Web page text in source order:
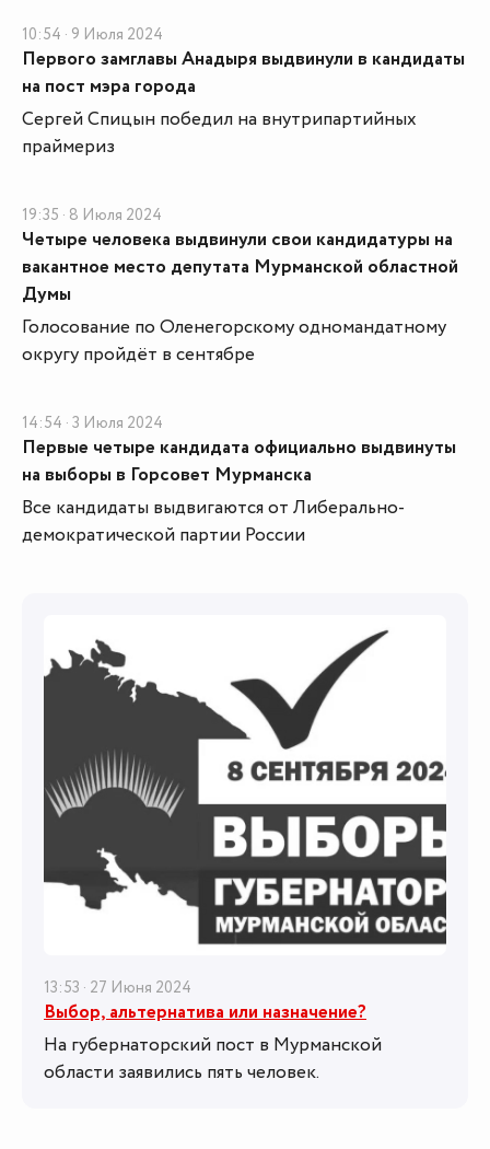
10:54 · 9 Июля 2024
Первого замглавы Анадыря выдвинули в кандидаты
на пост мэра города
Сергей Спицын победил на внутрипартийных
праймериз
19:35 · 8 Июля 2024
Четыре человека выдвинули свои кандидатуры на
вакантное место депутата Мурманской областной
Думы
Голосование по Оленегорскому одномандатному
округу пройдёт в сентябре
14:54 · 3 Июля 2024
Первые четыре кандидата официально выдвинуты
на выборы в Горсовет Мурманска
Все кандидаты выдвигаются от Либерально-
демократической партии России
13:53 · 27 Июня 2024
Выбор, альтернатива или назначение?
На губернаторский пост в Мурманской
области заявились пять человек.